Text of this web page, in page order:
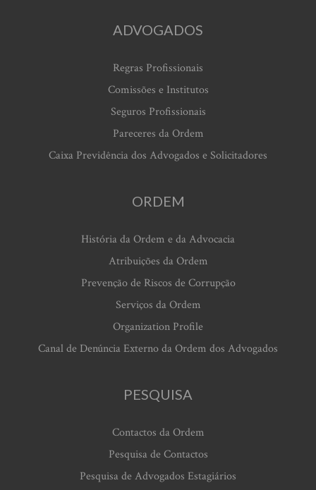
ADVOGADOS
Regras Profissionais
Comissões e Institutos
Seguros Profissionais
Pareceres da Ordem
Caixa Previdência dos Advogados e Solicitadores
ORDEM
História da Ordem e da Advocacia
Atribuições da Ordem
Prevenção de Riscos de Corrupção
Serviços da Ordem
Organization Profile
Canal de Denúncia Externo da Ordem dos Advogados
PESQUISA
Contactos da Ordem
Pesquisa de Contactos
Pesquisa de Advogados Estagiários